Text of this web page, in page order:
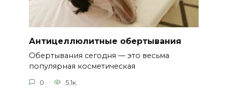
Антицеллюлитные обертывания
Обертывания сегодня — это весьма
популярная косметическая
0 5.1к.